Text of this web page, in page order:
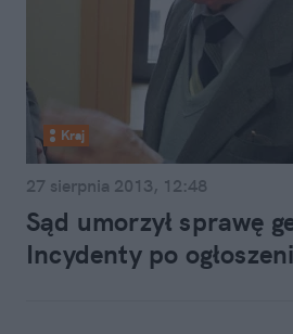
Kraj
27 sierpnia 2013, 12:48
Sąd umorzył sprawę
Incydenty po